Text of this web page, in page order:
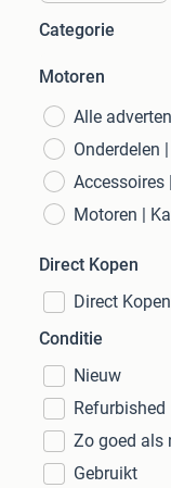
Categorie
Motoren
Alle
Onderdelen
Accessoires
Motoren |
Direct Kopen
Direct Kopen
Conditie
Nieuw
Refurbished
Zo goed als
Gebruikt